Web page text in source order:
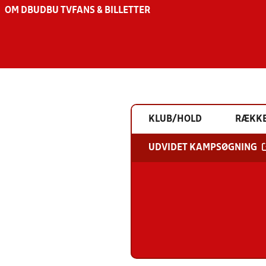
OM DBU DBU TV FANS & BILLETTER
KLUB/HOLD
UDVIDET KAMPSØGNING